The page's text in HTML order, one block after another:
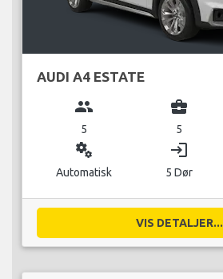
AUDI A4 ESTATE
group
5
business_center
5
miscellaneous_services
Automatisk
login
5 Dør
VIS DETALJER...